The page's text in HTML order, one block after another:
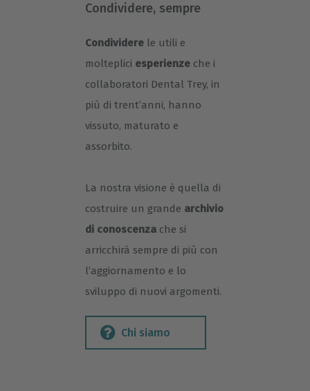
Condividere, sempre
Condividerele utili e
molteplici esperienzeche i
collaboratori Dental Trey, in
più di trent’anni, hanno
vissuto, maturato e
assorbito.
La nostra visione è quella di
costruire un grande archivio
di conoscenzache si
arricchirà sempre di più con
l’aggiornamento e lo
sviluppo di nuovi argomenti.
Chi siamo